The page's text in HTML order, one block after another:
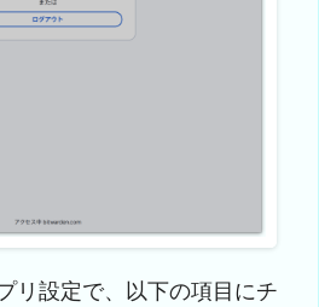
リ設定で、以下の項目にチ